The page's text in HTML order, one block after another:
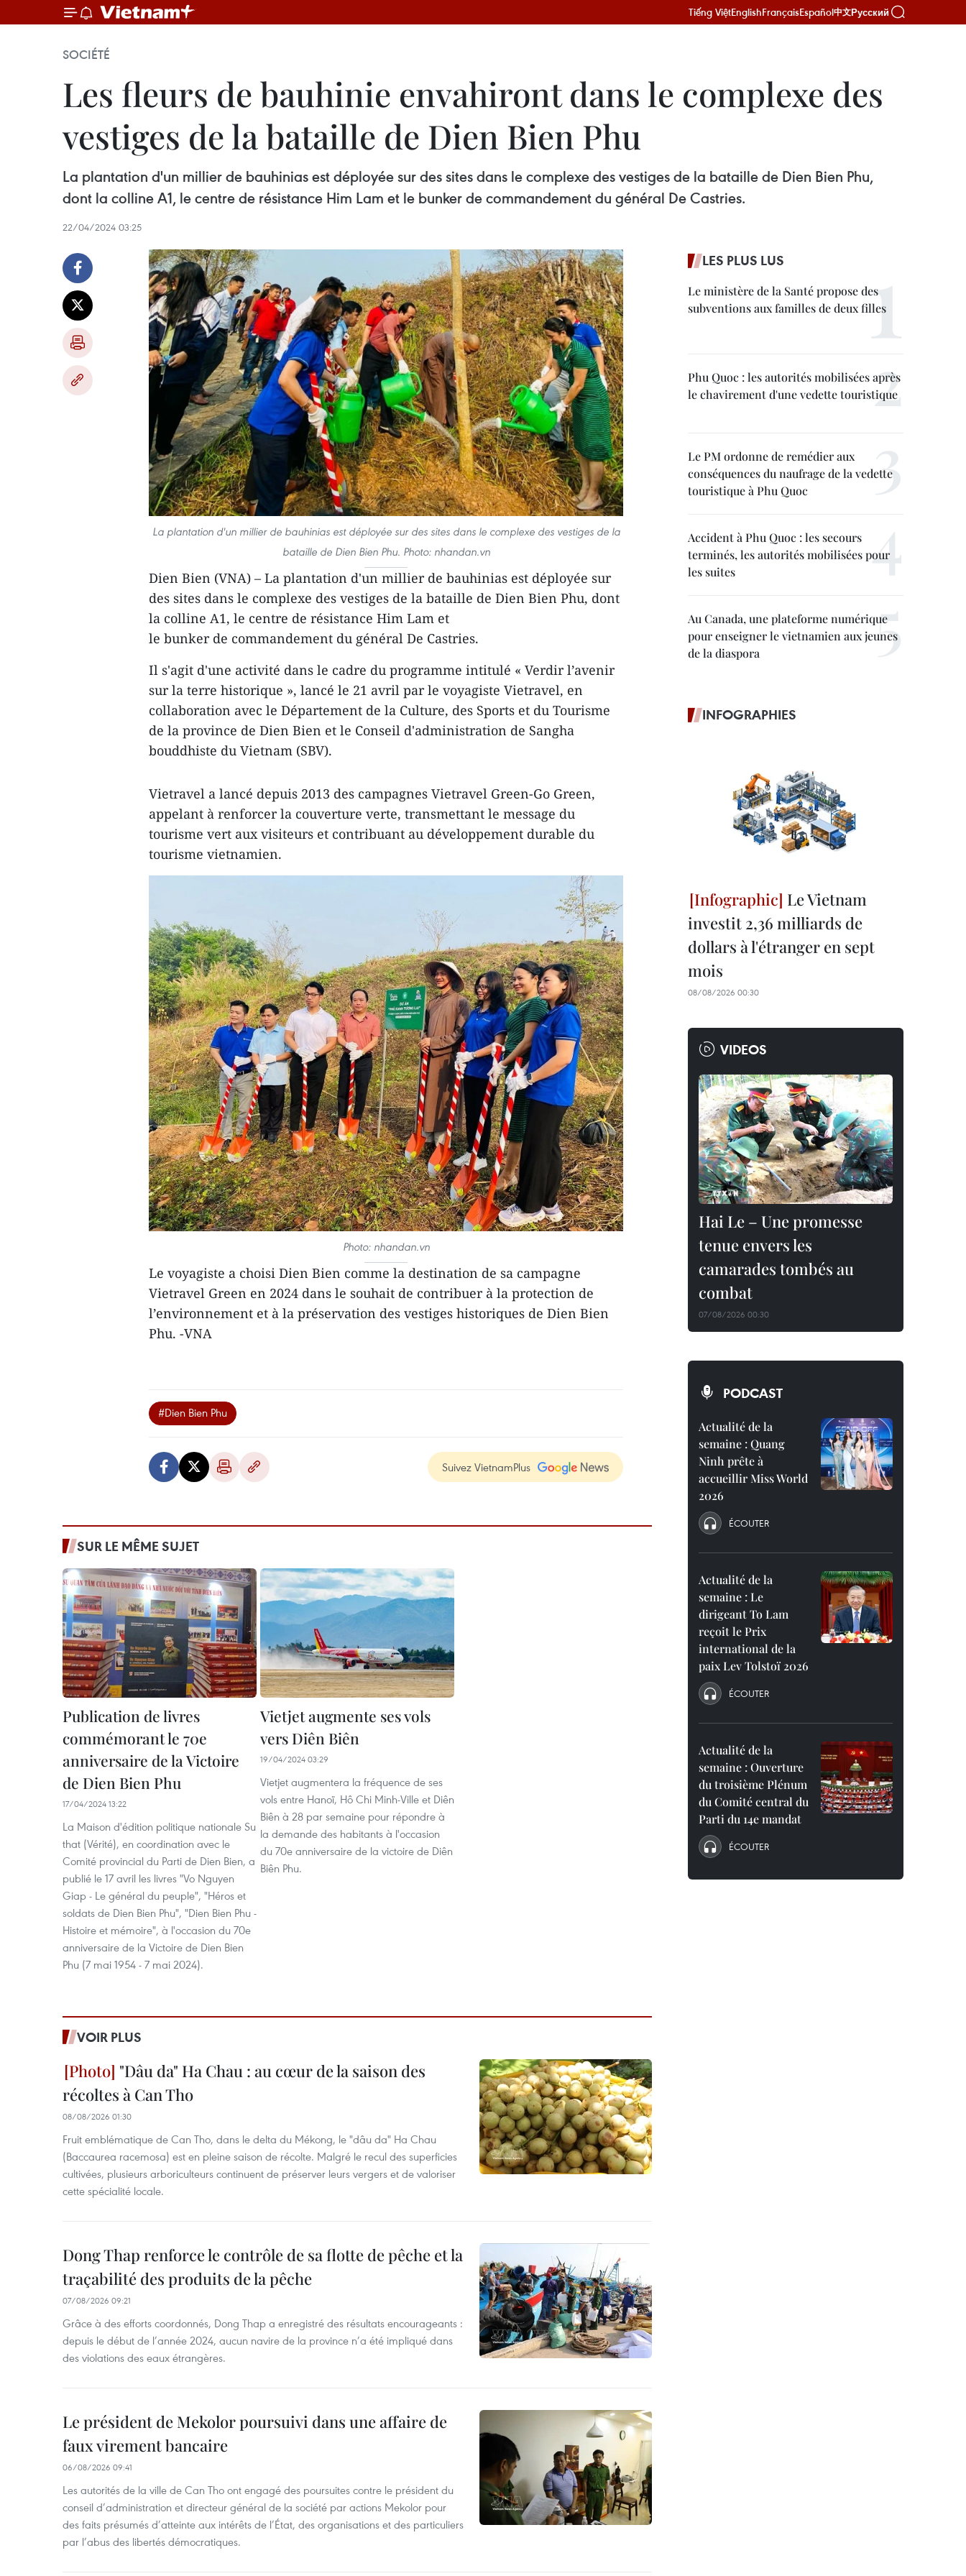
Tiếng ViệtEnglishFrançaisEspañol中文Русский
SOCIÉTÉ
Les fleurs de bauhinie envahiront dans le complexe des
vestiges de la bataille de Dien Bien Phu
La plantation d'un millier de bauhinias est déployée sur des sites dans le complexe des vestiges de la bataille de Dien Bien Phu,
dont la colline A1, le centre de résistance Him Lam et le bunker de commandement du général De Castries.
22/04/2024 03:25
La plantation d'un millier de bauhinias est déployée sur des sites dans le complexe des vestiges de la
bataille de Dien Bien Phu. Photo: nhandan.vn
Dien Bien (VNA) – La plantation d'un millier de bauhinias est déployée sur
des sites dans le complexe des vestiges de la bataille de Dien Bien Phu, dont
la colline A1, le centre de résistance Him Lam et
le bunker de commandement du général De Castries.
Il s'agit d'une activité dans le cadre du programme intitulé « Verdir l’avenir
sur la terre historique », lancé le 21 avril par le voyagiste Vietravel, en
collaboration avec le Département de la Culture, des Sports et du Tourisme
de la province de Dien Bien et le Conseil d'administration de Sangha
bouddhiste du Vietnam (SBV).
Vietravel a lancé depuis 2013 des campagnes Vietravel Green-Go Green,
appelant à renforcer la couverture verte, transmettant le message du
tourisme vert aux visiteurs et contribuant au développement durable du
tourisme vietnamien.
Photo: nhandan.vn
Le voyagiste a choisi Dien Bien comme la destination de sa campagne
Vietravel Green en 2024 dans le souhait de contribuer à la protection de
l’environnement et à la préservation des vestiges historiques de Dien Bien
Phu. -VNA
#Dien Bien Phu
Suivez VietnamPlus
SUR LE MÊME SUJET
Publication de livres
commémorant le 70e
anniversaire de la Victoire
de Dien Bien Phu
17/04/2024 13:22
La Maison d'édition politique nationale Su
that (Vérité), en coordination avec le
Comité provincial du Parti de Dien Bien, a
publié le 17 avril les livres "Vo Nguyen
Giap - Le général du peuple", "Héros et
soldats de Dien Bien Phu", "Dien Bien Phu -
Histoire et mémoire", à l'occasion du 70e
anniversaire de la Victoire de Dien Bien
Phu (7 mai 1954 - 7 mai 2024).
Vietjet augmente ses vols
vers Diên Biên
19/04/2024 03:29
Vietjet augmentera la fréquence de ses
vols entre Hanoï, Hô Chi Minh-Ville et Diên
Biên à 28 par semaine pour répondre à
la demande des habitants à l'occasion
du 70e anniversaire de la victoire de Diên
Biên Phu.
VOIR PLUS
"Dâu da" Ha Chau : au cœur de la saison des
récoltes à Can Tho
08/08/2026 01:30
Fruit emblématique de Can Tho, dans le delta du Mékong, le "dâu da" Ha Chau
(Baccaurea racemosa) est en pleine saison de récolte. Malgré le recul des superficies
cultivées, plusieurs arboriculteurs continuent de préserver leurs vergers et de valoriser
cette spécialité locale.
Dong Thap renforce le contrôle de sa flotte de pêche et la
traçabilité des produits de la pêche
07/08/2026 09:21
Grâce à des efforts coordonnés, Dong Thap a enregistré des résultats encourageants :
depuis le début de l’année 2024, aucun navire de la province n’a été impliqué dans
des violations des eaux étrangères.
Le président de Mekolor poursuivi dans une affaire de
faux virement bancaire
06/08/2026 09:41
Les autorités de la ville de Can Tho ont engagé des poursuites contre le président du
conseil d’administration et directeur général de la société par actions Mekolor pour
des faits présumés d’atteinte aux intérêts de l’État, des organisations et des particuliers
par l’abus des libertés démocratiques.
LES PLUS LUS
Le ministère de la Santé propose des
subventions aux familles de deux filles
Phu Quoc : les autorités mobilisées après
le chavirement d'une vedette touristique
Le PM ordonne de remédier aux
conséquences du naufrage de la vedette
touristique à Phu Quoc
Accident à Phu Quoc : les secours
terminés, les autorités mobilisées pour
les suites
Au Canada, une plateforme numérique
pour enseigner le vietnamien aux jeunes
de la diaspora
INFOGRAPHIES
Le Vietnam
investit 2,36 milliards de
dollars à l'étranger en sept
mois
08/08/2026 00:30
VIDEOS
Hai Le – Une promesse
tenue envers les
camarades tombés au
combat
07/08/2026 00:30
PODCAST
Actualité de la
semaine : Quang
Ninh prête à
accueillir Miss World
2026
ÉCOUTER
Actualité de la
semaine : Le
dirigeant To Lam
reçoit le Prix
international de la
paix Lev Tolstoï 2026
ÉCOUTER
Actualité de la
semaine : Ouverture
du troisième Plénum
du Comité central du
Parti du 14e mandat
ÉCOUTER